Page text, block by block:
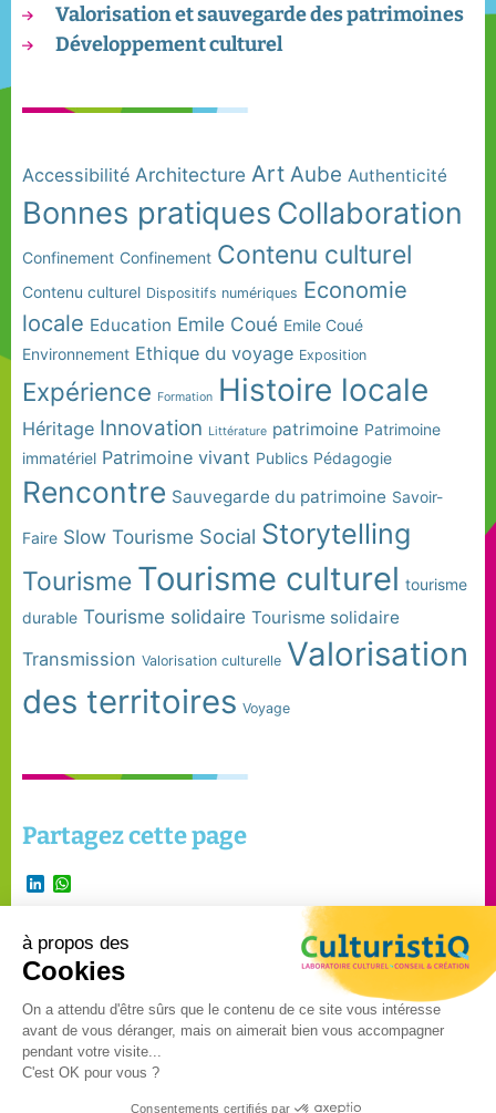
Valorisation et sauvegarde des patrimoines
Développement culturel
Accessibilité Architecture Art Aube Authenticité
Bonnes pratiques Collaboration
Confinement Confinement Contenu culturel
Contenu culturel Dispositifs numériques Economie
locale Education Emile Coué Emile Coué
Environnement Ethique du voyage Exposition
Expérience Formation Histoire locale
Héritage Innovation Littérature patrimoine Patrimoine
immatériel Patrimoine vivant Publics Pédagogie
Rencontre Sauvegarde du patrimoine Savoir-
Faire Slow Tourisme Social Storytelling
Tourisme Tourisme culturel tourisme
durable Tourisme solidaire Tourisme solidaire
Transmission Valorisation culturelle Valorisation
des territoires Voyage
Partagez cette page
LinkedIn
Suivre Culturistiq
©2024 – CulturistiQ – Tous
droits réservés –Mentions
à propos des
Cookies
On a attendu d'être sûrs que le contenu de ce site vous intéresse
avant de vous déranger, mais on aimerait bien vous accompagner
pendant votre visite...
C'est OK pour vous ?
Consentements certifiés par